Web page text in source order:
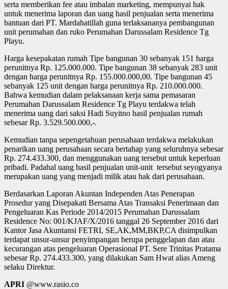
serta memberikan fee atau imbalan marketing, mempunyai hak
untuk menerima laporan dan uang hasil penjualan serta menerima
bantuan dari PT. Mardahatillah guna terlaksananya pembangunan
unit perumahan dan ruko Perumahan Darussalam Residence Tg
Playu.
Harga kesepakatan rumah Tipe bangunan 30 sebanyak 151 harga
perunitnya Rp. 125.000.000. Tipe bangunan 38 sebanyak 283 unit
dengan harga perunitnya Rp. 155.000.000,00. Tipe bangunan 45
sebanyak 125 unit dengan harga perunitnya Rp. 210.000.000.
Bahwa kemudian dalam pelaksanaan kerja sama pemasaran
Perumahan Darussalam Residence Tg Playu terdakwa telah
menerima uang dari saksi Hadi Suyitno hasil penjualan rumah
sebesar Rp. 3.529.500.000,-.
Kemudian tanpa sepengetahuan perusahaan terdakwa melakukan
penarikan uang perusahaan secara bertahap yang seluruhnya sebesar
Rp. 274.433.300, dan menggunakan uang tersebut untuk keperluan
pribadi. Padahal uang hasil penjualan unit-unit tersebut seyogyanya
merupakan uang yang menjadi milik atau hak dari perusahaan.
Berdasarkan Laporan Akuntan Independen Atas Penerapan
Prosedur yang Disepakati Bersama Atas Transaksi Penerimaan dan
Pengeluaran Kas Periode 2014/2015 Perumahan Darussalam
Residence No: 001/KJAF/X/2016 tanggal 26 September 2016 dari
Kantor Jasa Akuntansi FETRI, SE,AK,MM,BKP,CA disimpulkan
terdapat unsur-unsur penyimpangan berupa penggelapan dan atau
kecurangan atas pengeluaran Operasional PT. Sere Trinitas Pratama
sebesar Rp. 274.433.300, yang dilakukan Sam Hwat alias Ameng
selaku Direktur.
APRI @www.rasio.co